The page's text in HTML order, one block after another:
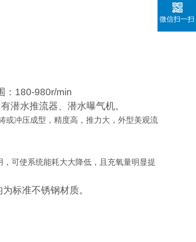
：180-980r/min
潜水推流器、潜水曝气机。
或冲压成型，精度高，推力大，外型美观流
使系统能耗大大降低，且充氧量明显提
标准不锈钢材质。
微信扫一扫